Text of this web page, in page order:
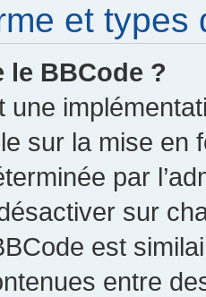
et types
le BBCode ?
une
sur la mise en
par
sur
est
entre